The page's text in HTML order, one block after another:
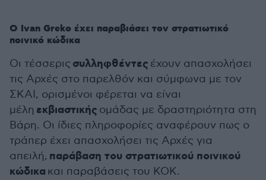
Ο Ivan Greko έχει παραβιάσει τον στρατιωτικό
ποινικό κώδικα
Οι τέσσερις συλληφθέντες έχουν απασχολήσει
τις Αρχές στο παρελθόν και σύμφωνα με τον
ΣΚΑΙ, ορισμένοι φέρεται να είναι
μέλη εκβιαστικής ομάδας με δραστηριότητα στη
Βάρη. Οι ίδιες πληροφορίες αναφέρουν πως ο
τράπερ έχει απασχολήσει τις Αρχές για
απειλή, παράβαση του στρατιωτικού ποινικού
κώδικα και παραβάσεις του ΚΟΚ.